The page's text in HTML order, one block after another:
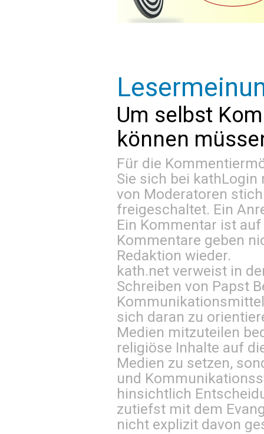
Um selbst
können
Für die
Sie sich bei kathLogin
von Moderatoren
freigeschaltet. Ein
Ein Kommentar ist
Kommentare geben
Redaktion wieder.
kath.net verweist in
Schreiben von Papst
sich daran zu
Medien mitzuteilen
religiöse Inhalte auf
Medien zu setzen,
und
hinsichtlich
zutiefst mit dem
nicht explizit davon